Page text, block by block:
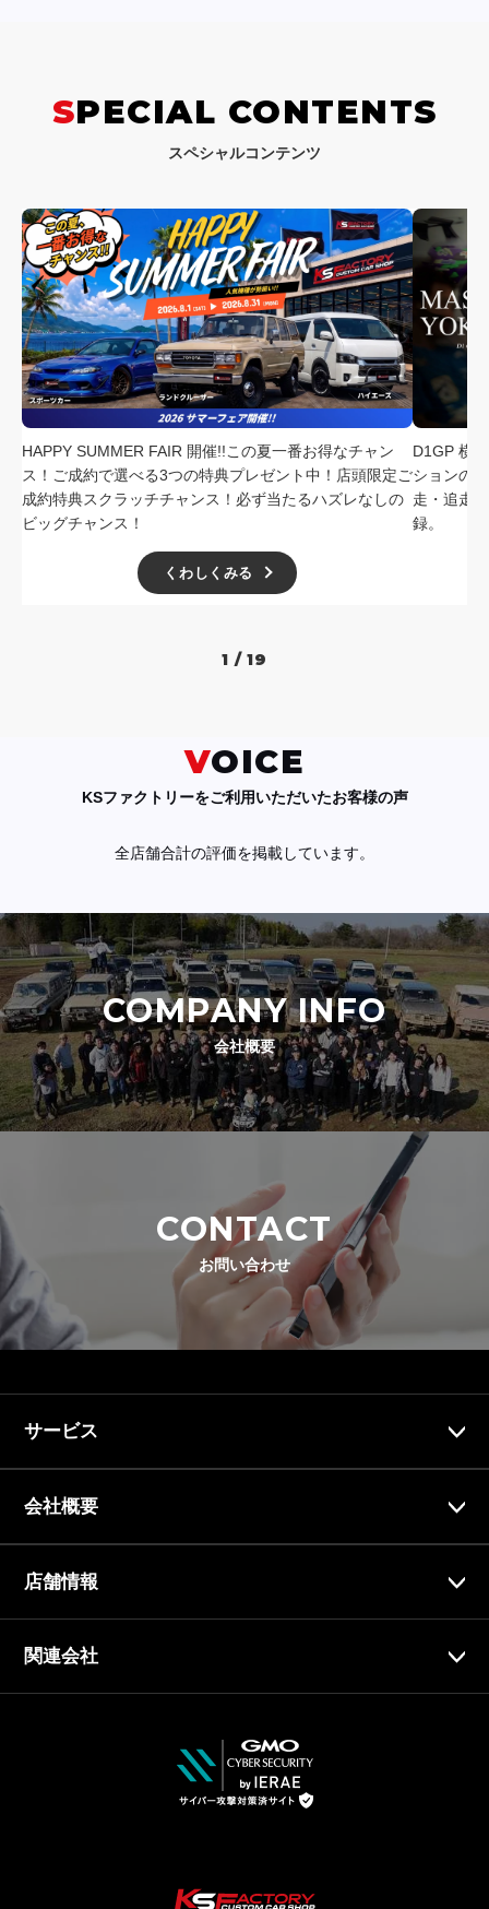
SPECIAL CONTENTS
スペシャルコンテンツ
HAPPY SUMMER FAIR 開催!!この夏一番お得なチャン
ス！ご成約で選べる3つの特典プレゼント中！店頭限定ご
成約特典スクラッチチャンス！必ず当たるハズレなしの
ビッグチャンス！
くわしくみる
D1GP 横
ションの
走・追走
録。
1 / 19
VOICE
KSファクトリーをご利用いただいたお客様の声
全店舗合計の評価を掲載しています。
COMPANY INFO
会社概要
CONTACT
お問い合わせ
サービス
会社概要
店舗情報
関連会社